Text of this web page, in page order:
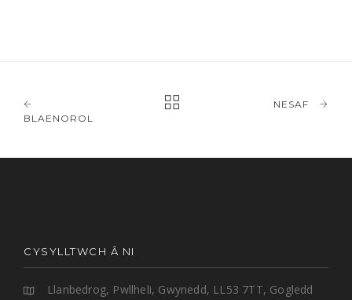
BLAENOROL
NESAF
CYSYLLTWCH Â NI
Llanbedrog, Pwllheli, Gwynedd, LL53 7TT, Gogledd